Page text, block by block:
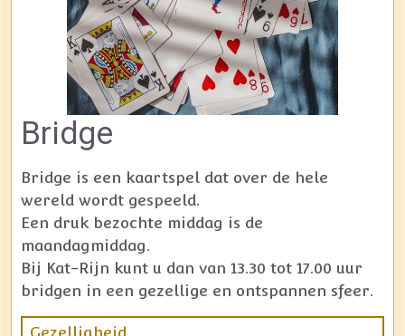
Bridge
Bridge is een kaartspel dat over de hele
wereld wordt gespeeld.
Een druk bezochte middag is de
maandagmiddag.
Bij Kat-Rijn kunt u dan van 13.30 tot 17.00 uur
bridgen in een gezellige en ontspannen sfeer.
Gezelligheid